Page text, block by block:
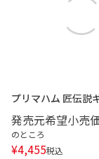
プリマハム 匠伝説
発売元希望小売
のところ
¥4,455税込